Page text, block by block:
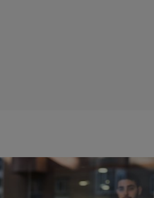
En cliquant
cookies